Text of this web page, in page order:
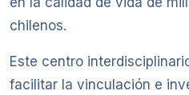
chilenos.
Este centro
facilitar la vinculación e